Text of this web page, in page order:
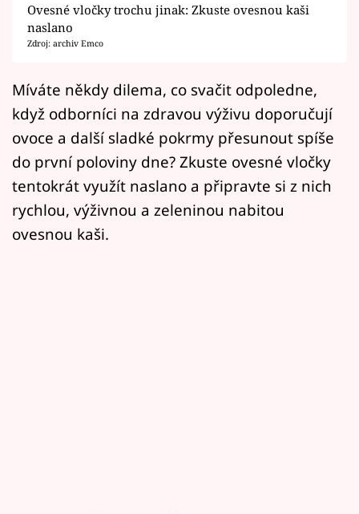
Pořady
Přihlášení
Sledujte nás
Ovesné vločky trochu jinak: Zkuste ovesnou kaši
naslano
Zdroj: archiv Emco
Míváte někdy dilema, co svačit odpoledne,
když odborníci na zdravou výživu doporučují
ovoce a další sladké pokrmy přesunout spíše
do první poloviny dne? Zkuste ovesné vločky
tentokrát využít naslano a připravte si z nich
rychlou, výživnou a zeleninou nabitou
ovesnou kaši.